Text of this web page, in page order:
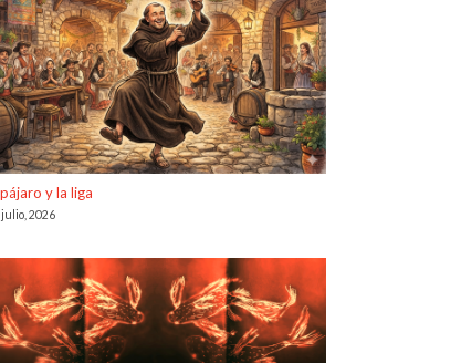
y la liga
2026